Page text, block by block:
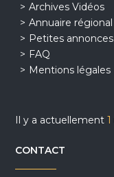
Archives Vidéos
Annuaire régional
Petites annonces
FAQ
Mentions légales
Il y a actuellement1
CONTACT